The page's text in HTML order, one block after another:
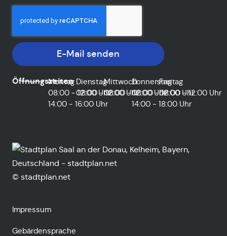
E-Mail senden
Öffnungszeiten
Montag
08:00 - 12:00 Uhr
14:00 - 16:00 Uhr
Dienstag
08:00 - 12:00 Uhr
Mittwoch
08:00 - 12:00 Uhr
Donnerstag
08:00 - 12:00 Uhr
14:00 - 18:00 Uhr
Freitag
08:00 - 12:00 Uhr
© stadtplan.net
Impressum
Gebärdensprache